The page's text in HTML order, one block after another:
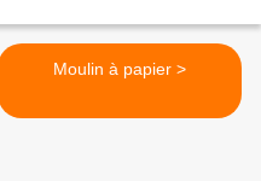
Moulin à papier >